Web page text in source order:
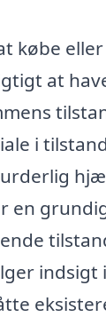
købe
at
i
en
indsigt